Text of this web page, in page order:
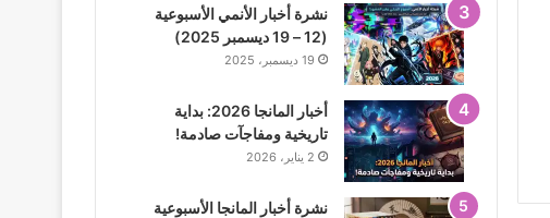
نشرة أخبار الأنمي الأسبوعية
(12 – 19 ديسمبر 2025)
19 ديسمبر، 2025
أخبار المانجا 2026: بداية
تاريخية ومفاجآت صادمة!
2 يناير، 2026
نشرة أخبار المانجا الأسبوعية